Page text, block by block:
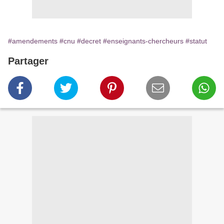
#amendements #cnu #decret #enseignants-chercheurs #statut
Partager